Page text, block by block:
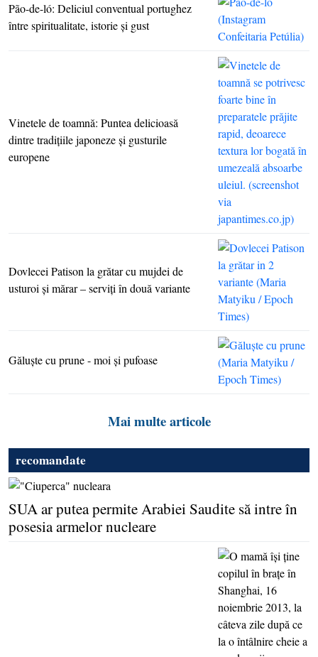
Pão-de-ló: Deliciul conventual portughez
între spiritualitate, istorie şi gust
Vinetele de toamnă: Puntea delicioasă
dintre tradiţiile japoneze şi gusturile
europene
Dovlecei Patison la grătar cu mujdei de
usturoi şi mărar – serviţi în două variante
Găluşte cu prune - moi şi pufoase
Mai multe articole
recomandate
SUA ar putea permite Arabiei Saudite să intre în
posesia armelor nucleare